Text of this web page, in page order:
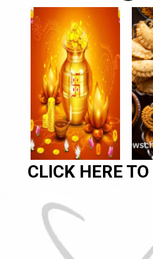
CLICK HERE